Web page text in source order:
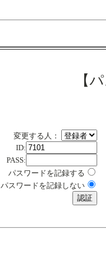
【
変更する人：
ID:
PASS:
パスワードを記録する
パスワードを記録しない